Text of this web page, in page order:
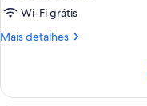
Wi-Fi grátis
Mais detalhes
Mais
Suite